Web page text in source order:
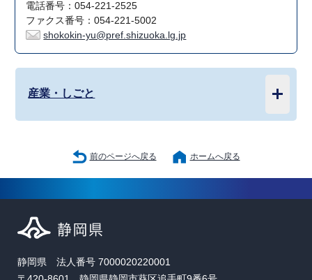
電話番号：054-221-2525
ファクス番号：054-221-5002
shokokin-yu@pref.shizuoka.lg.jp
産業・しごと
前のページへ戻る ホームへ戻る
静岡県 法人番号 7000020220001